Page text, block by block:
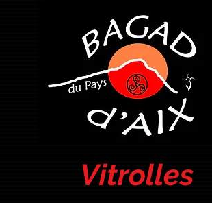
Vitrolles